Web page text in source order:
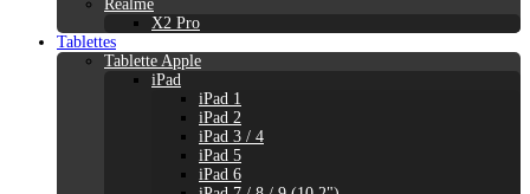
Realme
X2 Pro
Tablettes
Tablette Apple
iPad
iPad 1
iPad 2
iPad 3 / 4
iPad 5
iPad 6